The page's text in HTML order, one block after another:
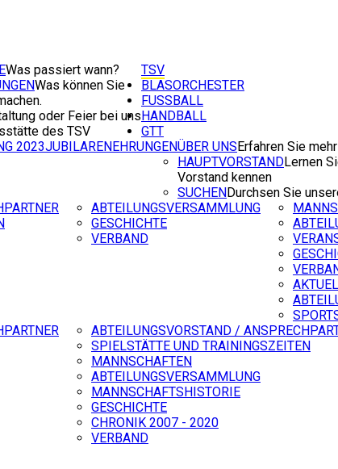
TSV
Was passiert wann?
Was können Sie
oder Feier bei uns
des TSV
ÜBER UNS Erfahren Sie
JUBILARENEHRUNGEN
2023
HAUPTVORSTANDLernen
Vorstand kennen
SUCHEN Durchsen Sie
BLASORCHESTER
FUSSBALL
ABTEILUNGSVERSAMMLUNG
GESCHICHTE
VERBAND
HANDBALL
GTT
ABTEILUNGSVORSTAND /
SPIELSTÄTTE UND TRAININGSZEITEN
MANNSCHAFTEN
ABTEILUNGSVERSAMMLUNG
MANNSCHAFTSHISTORIE
GESCHICHTE
CHRONIK 2007 - 2020
VERBAND